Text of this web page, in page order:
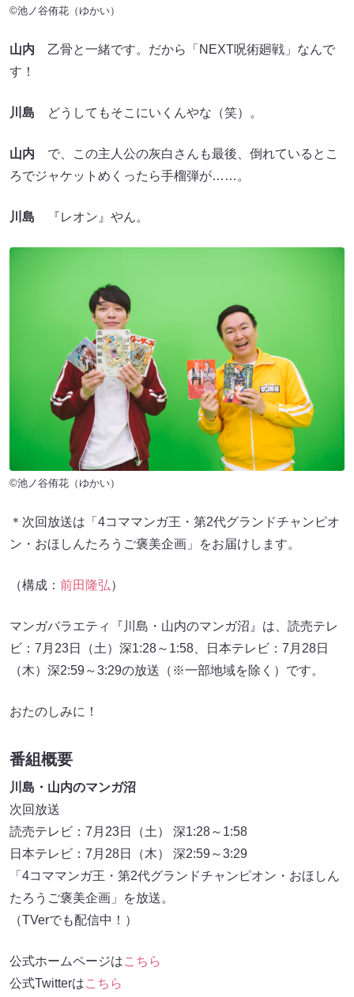
©池ノ谷侑花（ゆかい）
山内 乙骨と一緒です。だから「NEXT呪術廻戦」なんで
す！
川島 どうしてもそこにいくんやな（笑）。
山内 で、この主人公の灰白さんも最後、倒れているとこ
ろでジャケットめくったら手榴弾が……。
川島 『レオン』やん。
©池ノ谷侑花（ゆかい）
＊次回放送は「4コママンガ王・第2代グランドチャンピオ
ン・おほしんたろうご褒美企画」をお届けします。
（構成： 前田隆弘）
マンガバラエティ『川島・山内のマンガ沼』は、読売テレ
ビ：7月23日（土）深1:28～1:58、日本テレビ：7月28日
（木）深2:59～3:29の放送（※一部地域を除く）です。
おたのしみに！
番組概要
川島・山内のマンガ沼
次回放送
読売テレビ：7月23日（土） 深1:28～1:58
日本テレビ：7月28日（木） 深2:59～3:29
「4コママンガ王・第2代グランドチャンピオン・おほしん
たろうご褒美企画」を放送。
（TVerでも配信中！）
公式ホームページはこちら
公式Twitterはこちら